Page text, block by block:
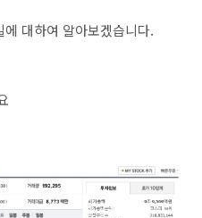
대하여 알아보겠습니다.